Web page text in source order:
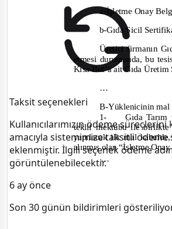
Taksit seçenekleri
Kullanıcılarımızın ödeme
amacıyla sistemimize taksitli ödeme
eklenmiştir. İlgili seçenek ödeme
görüntülenebilecektir.
6 ay önce
Son 30 günün bildirimleri
a-İşletme Onay
b-Gıda Sicil
Üretici firmanın
etmesi durumunda, bu
Kısa But’a ait Gıda
…
B-Yüklenicinin mal
1-
Gıda Tarım
teklif mektubu ile birlikte
yapılacak ilk mal
alınmış olan “İşletme
…